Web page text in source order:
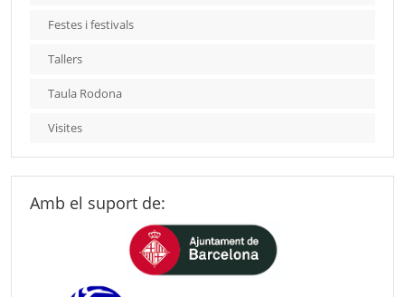
Festes i festivals
Tallers
Taula Rodona
Visites
Amb el suport de: